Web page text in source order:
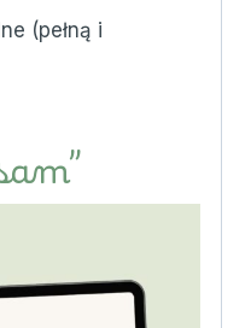
(pełną i